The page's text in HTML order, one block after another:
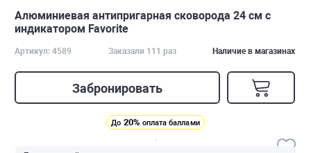
Алюминиевая антипригарная сковорода 24 см с
индикатором Favorite
Артикул: 4589 Заказали 111 раз Наличие в магазинах
Забронировать
До 20% оплата баллами